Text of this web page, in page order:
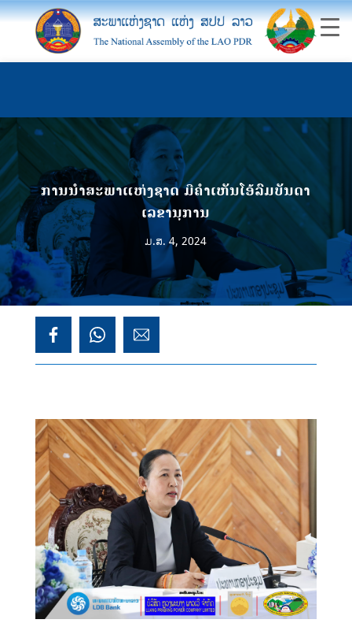
ການນຳສະພາແຫ່ງຊາດ ມີຄຳເຫັນໂອ້ລົມບັນດາ
ເລຂານຸການ
ມ.ສ. 4, 2024